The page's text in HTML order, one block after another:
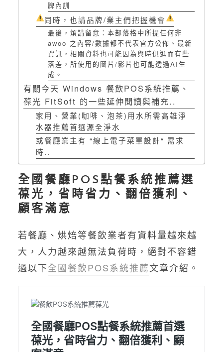
牌內訓
同時，也請品牌/業主們把握機會
最後，煩請留意：本部落格中所提任何非
awoo 之內容/數據都不代表官方公佈、最新
資訊，相關資料也可能因為與時俱進而有些
落差，所使用的圖片/影片也可能透過AI生
成。
有關今天 Windows 餐飲POS系統推薦、
葆光 FitSoft 的一些延伸閱讀與補充..
家用、營業(咖啡、泡茶)用水所需高雄淨
水器推薦首選源全淨水
或餐廳業主有 “線上電子菜單設計“ 需求
時..
全國餐廳POS點餐系統推薦選
葆光，省時省力、翻倍獲利、
顧客滿意
若餐廳、烘焙等餐飲業者有資料量越來越
大，人力越來越無法負荷時，絕對不容錯
過以下全國餐飲POS系統推薦文章介紹。